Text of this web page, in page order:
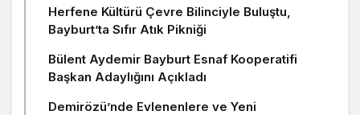
Herfene Kültürü Çevre Bilinciyle Buluştu,
Bayburt’ta Sıfır Atık Pikniği
Bülent Aydemir Bayburt Esnaf Kooperatifi
Başkan Adaylığını Açıkladı
Demirözü’nde Evlenenlere ve Yeni